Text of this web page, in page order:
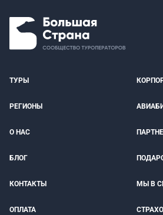
ТУРЫ
РЕГИОНЫ
О НАС
БЛОГ
КОНТАКТЫ МЫ В
ОПЛАТА